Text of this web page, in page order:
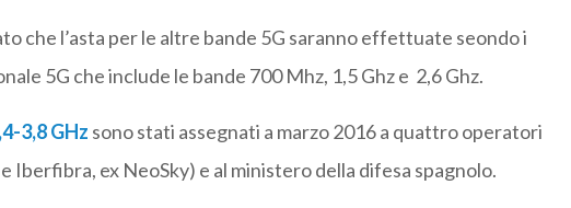
che l’asta per le altre bande 5G saranno effettuate seondo i
5G che include le bande 700 Mhz, 1,5 Ghz e 2,6 Ghz.
3,8 GHz sono stati assegnati a marzo 2016 a quattro operatori
Iberfibra, ex NeoSky) e al ministero della difesa spagnolo.